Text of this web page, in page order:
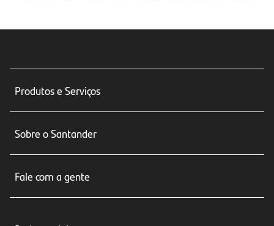
Produtos e Serviços
Seguros
Crédito e Financiamentos
Sobre o Santander
Fale com a gente